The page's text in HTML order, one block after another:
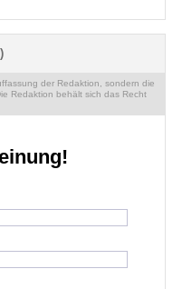
der Redaktion, sondern die
Redaktion behält sich das Recht